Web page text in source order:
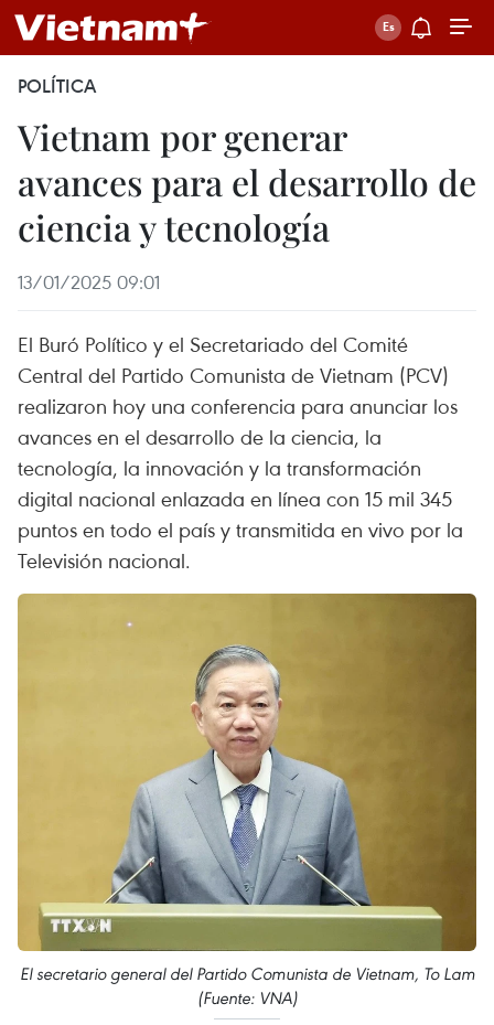
POLÍTICA
Vietnam por generar
avances para el desarrollo de
ciencia y tecnología
13/01/2025 09:01
El Buró Político y el Secretariado del Comité
Central del Partido Comunista de Vietnam (PCV)
realizaron hoy una conferencia para anunciar los
avances en el desarrollo de la ciencia, la
tecnología, la innovación y la transformación
digital nacional enlazada en línea con 15 mil 345
puntos en todo el país y transmitida en vivo por la
Televisión nacional.
El secretario general del Partido Comunista de Vietnam, To Lam
(Fuente: VNA)